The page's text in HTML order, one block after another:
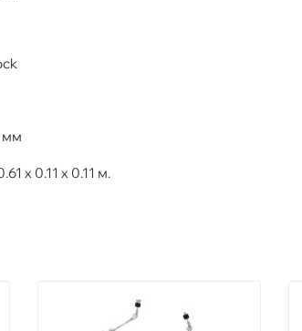
мм
x 0.11 x 0.11 м.